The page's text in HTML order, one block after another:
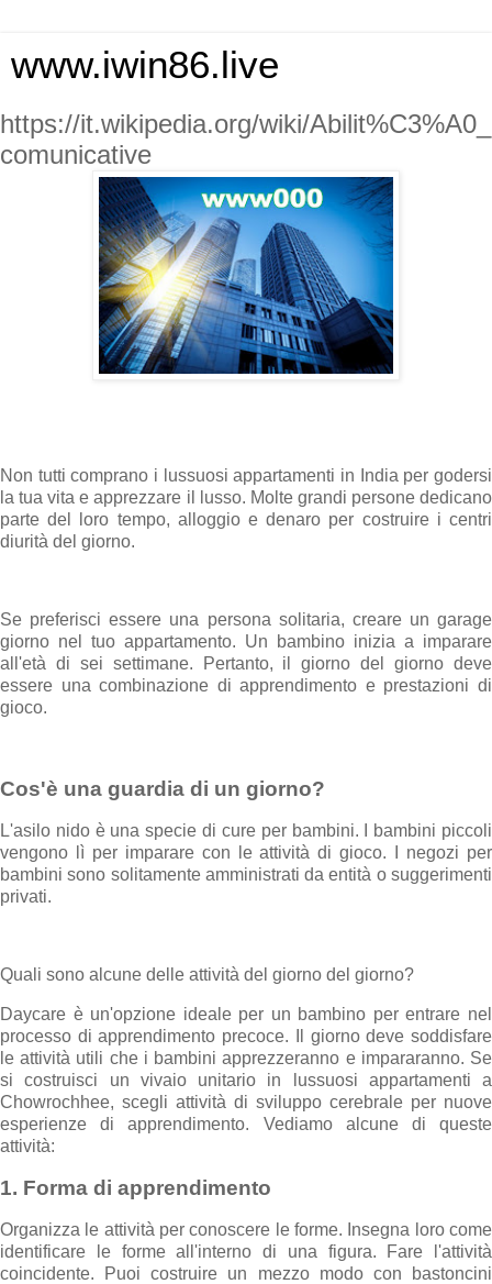
www.iwin86.live
https://it.wikipedia.org/wiki/Abilit%C3%A0_
comunicative
Non tutti comprano i lussuosi appartamenti in India per godersi
la tua vita e apprezzare il lusso. Molte grandi persone dedicano
parte del loro tempo, alloggio e denaro per costruire i centri
diurità del giorno.
Se preferisci essere una persona solitaria, creare un garage
giorno nel tuo appartamento. Un bambino inizia a imparare
all'età di sei settimane. Pertanto, il giorno del giorno deve
essere una combinazione di apprendimento e prestazioni di
gioco.
Cos'è una guardia di un giorno?
L'asilo nido è una specie di cure per bambini. I bambini piccoli
vengono lì per imparare con le attività di gioco. I negozi per
bambini sono solitamente amministrati da entità o suggerimenti
privati.
Quali sono alcune delle attività del giorno del giorno?
Daycare è un'opzione ideale per un bambino per entrare nel
processo di apprendimento precoce. Il giorno deve soddisfare
le attività utili che i bambini apprezzeranno e impararanno. Se
si costruisci un vivaio unitario in lussuosi appartamenti a
Chowrochhee, scegli attività di sviluppo cerebrale per nuove
esperienze di apprendimento. Vediamo alcune di queste
attività:
1. Forma di apprendimento
Organizza le attività per conoscere le forme. Insegna loro come
identificare le forme all'interno di una figura. Fare l'attività
coincidente. Puoi costruire un mezzo modo con bastoncini